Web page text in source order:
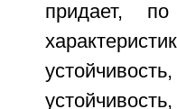
придает,